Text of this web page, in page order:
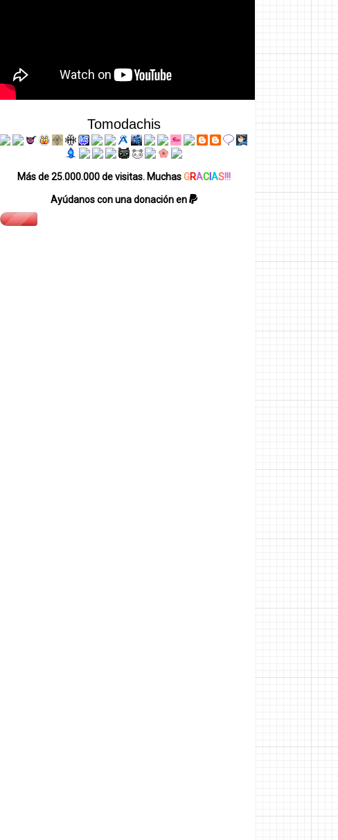
Tomodachis
Más de 25.000.000 de visitas. MuchasGRACAS!!!
Ayúdanos con una donación en